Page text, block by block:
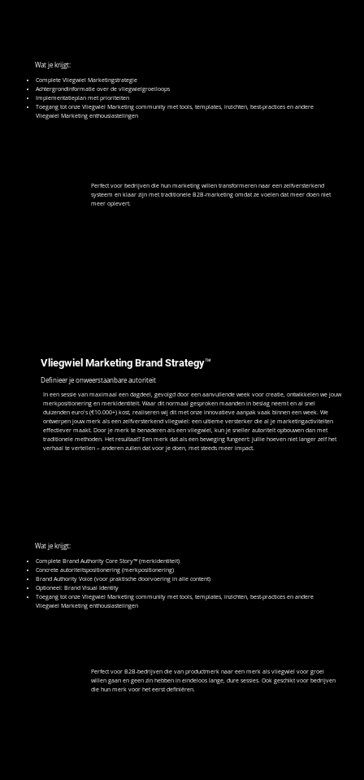
Vliegwiel Marketing Brand Strategy™
Definieer je onweerstaanbare autoriteit
In een sessie van maximaal een dagdeel, gevolgd door een aanvullende week voor creatie, ontwikkelen we jouw
merkpositionering en merkidentiteit. Waar dit normaal gesproken maanden in beslag neemt en al snel
duizenden euro's (€10.000+) kost, realiseren wij dit met onze innovatieve aanpak vaak binnen een week. We
ontwerpen jouw merk als een zelfversterkend vliegwiel: een ultieme versterker die al je marketingactiviteiten
effectiever maakt. Door je merk te benaderen als een vliegwiel, kun je sneller autoriteit opbouwen dan met
traditionele methoden. Het resultaat? Een merk dat als een beweging fungeert: jullie hoeven niet langer zelf het
verhaal te vertellen – anderen zullen dat voor je doen, met steeds meer impact.
Wat je krijgt:
Complete Brand Authority Core Story™ (merkidentiteit)
Concrete autoriteitspositionering (merkpositionering)
Brand Authority Voice (voor praktische doorvoering in alle content)
Optioneel: Brand Visual Identity
Toegang tot onze Vliegwiel Marketing community met tools, templates, inzichten, best-practices en andere
Vliegwiel Marketing enthousiastelingen
Perfect voor B2B-bedrijven die van productmerk naar een merk als vliegwiel voor groei
willen gaan en geen zin hebben in eindeloos lange, dure sessies. Ook geschikt voor bedrijven
die hun merk voor het eerst definiëren.
Wat je krijgt:
Complete Vliegwiel Marketingstrategie
Achtergrondinformatie over de vliegwielgroeiloops
Implementatieplan met prioriteiten
Toegang tot onze Vliegwiel Marketing community met tools, templates, inzichten, best-practices en andere
Vliegwiel Marketing enthousiastelingen
Perfect voor bedrijven die hun marketing willen transformeren naar een zelfversterkend
systeem en klaar zijn met traditionele B2B-marketing omdat ze voelen dat meer doen niet
meer oplevert.